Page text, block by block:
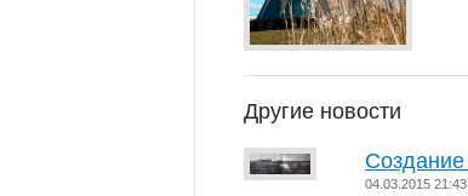
Другие новости
Создание
04.03.2015